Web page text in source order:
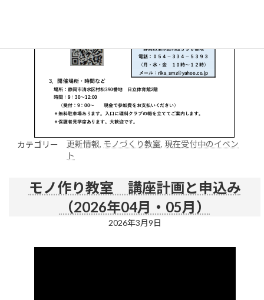
カテゴリー 更新情報, モノづくり教室, 現在受付中のイベン
ト
モノ作り教室 講座計画と申込み
（2026年04月・05月）
2026年3月9日